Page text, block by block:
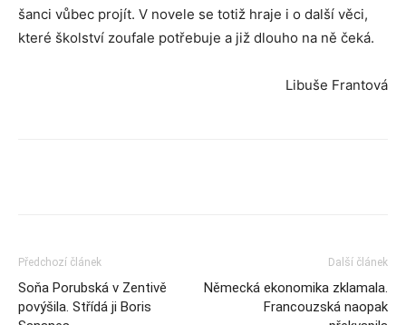
šanci vůbec projít. V novele se totiž hraje i o další věci,
které školství zoufale potřebuje a již dlouho na ně čeká.
Libuše Frantová
Předchozí článek
Soňa Porubská v Zentivě
povýšila. Střídá ji Boris
Další článek
Německá ekonomika zklamala.
Francouzská naopak